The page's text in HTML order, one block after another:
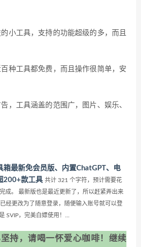
小工具，支持的功能超级的多，而且
种工具都免费，而且操作很简单，安
，工具涵盖的范围广，图片、娱乐、
箱最新免会员版、内置ChatGPT、电
200+款工具 共计 321 个字符，预计需要花
成。 最新版也是最近更新了，所以赶紧弄出来
经更改为了随意登录，随便输入账号就可以登
SVIP，完美白嫖使用！...
持，请喝一怀爱心咖啡！继续